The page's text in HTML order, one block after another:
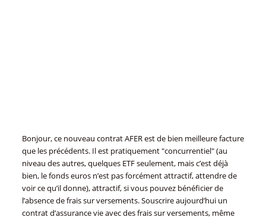
Bonjour, ce nouveau contrat AFER est de bien meilleure facture
que les précédents. Il est pratiquement "concurrentiel" (au
niveau des autres, quelques ETF seulement, mais c’est déjà
bien, le fonds euros n’est pas forcément attractif, attendre de
voir ce qu’il donne), attractif, si vous pouvez bénéficier de
l’absence de frais sur versements. Souscrire aujourd’hui un
contrat d’assurance vie avec des frais sur versements, même